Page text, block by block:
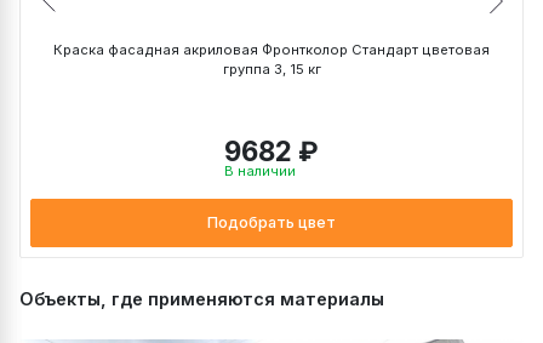
Краска фасадная акриловая Фронтколор Стандарт цветовая
группа 3, 15 кг
9682 ₽
В наличии
Подобрать цвет
Объекты, где применяются материалы